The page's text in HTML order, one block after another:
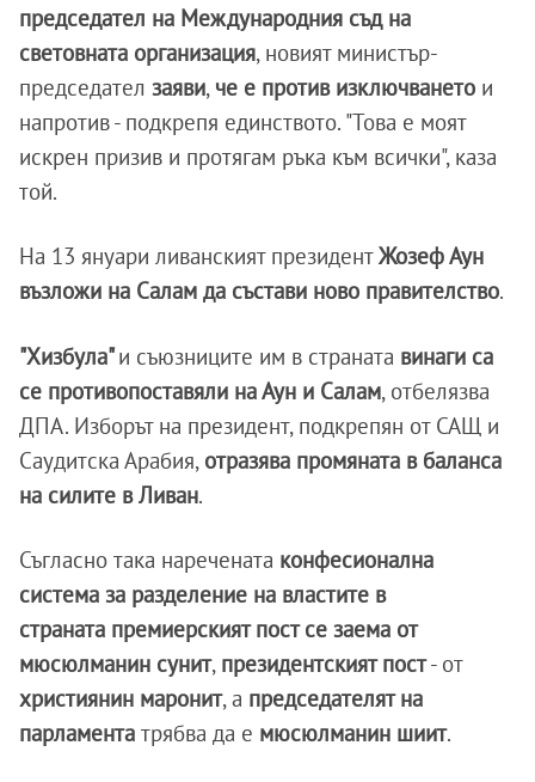
председател на Международния съд на
световната организация, новият министър-
председател заяви, че е против изключването и
напротив - подкрепя единството. "Това е моят
искрен призив и протягам ръка към всички", каза
той.
На 13 януари ливанският президентЖозеф Аун
възложи на Салам да състави ново правителство.
"Хизбула"и съюзниците им в страната винаги са
се противопоставяли на Аун и Салам, отбелязва
ДПА. Изборът на президент, подкрепян от САЩ и
Саудитска Арабия, отразява промяната в баланса
на силите в Ливан.
Съгласно така наречената конфесионална
система за разделение на властите в
страната премиерският пост се заема от
мюсюлманин сунит, президентският пост- от
християнин маронит, а председателят на
парламента трябва да е мюсюлманин шиит.